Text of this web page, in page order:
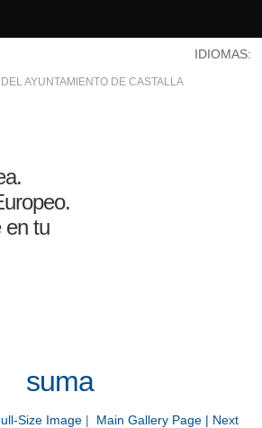
AYUNTAMIENTO DE CASTALLA
IDIOMAS:
suma
Size Image| Main Gallery Page | Next